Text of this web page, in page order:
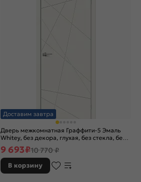
Доставим завтра
Дверь межкомнатная Граффити-5 Эмаль
Whitey, без декора, глухая, без стекла, без
кромки, каркасно-щитовая
9 693₽10 770 ₽
В корзину